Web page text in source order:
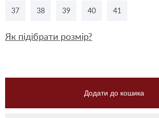
37 38 39 40 41
Як підібрати розмір?
Додати до кошика